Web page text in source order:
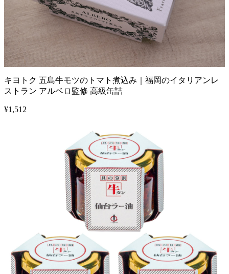
キヨトク 五島牛モツのトマト煮込み｜福岡のイタリアンレ
ストラン アルベロ監修 高級缶詰
¥1,512